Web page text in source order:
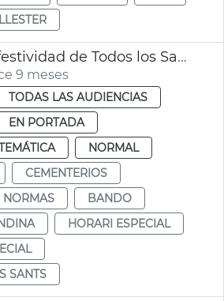
Bando de la festividad de Todos los Santos
9 meses
TODAS LAS AUDIENCIAS
EN PORTADA
NORMAL
CEMENTERIOS
NORMAS
BANDO
HORARI ESPECIAL
SANTS